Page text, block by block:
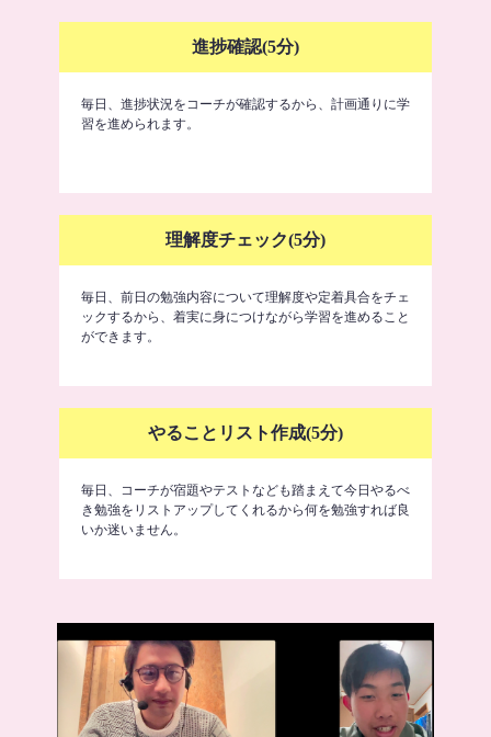
進捗確認(5分)
毎日、進捗状況をコーチが確認するから、計画通りに学
習を進められます。
理解度チェック(5分)
毎日、前日の勉強内容について理解度や定着具合をチェ
ックするから、着実に身につけながら学習を進めること
ができます。
やることリスト作成(5分)
毎日、コーチが宿題やテストなども踏まえて今日やるべ
き勉強をリストアップしてくれるから何を勉強すれば良
いか迷いません。